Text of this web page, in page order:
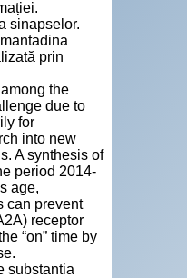
sinapselor.
prin
the
due to
for
into new
A synthesis of
period 2014-
age,
can prevent
receptor
“on” time by
substantia